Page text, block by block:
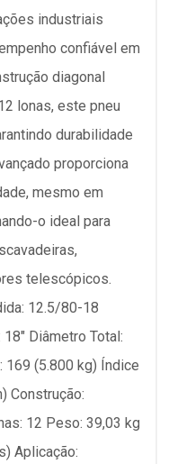
industriais
confiável em
diagonal
lonas, este pneu
durabilidade
proporciona
mesmo em
o ideal para
telescópicos.
12.5/80-18
Diâmetro Total:
169 (5.800 kg) Índice
Construção:
12 Peso: 39,03 kg
Aplicação: